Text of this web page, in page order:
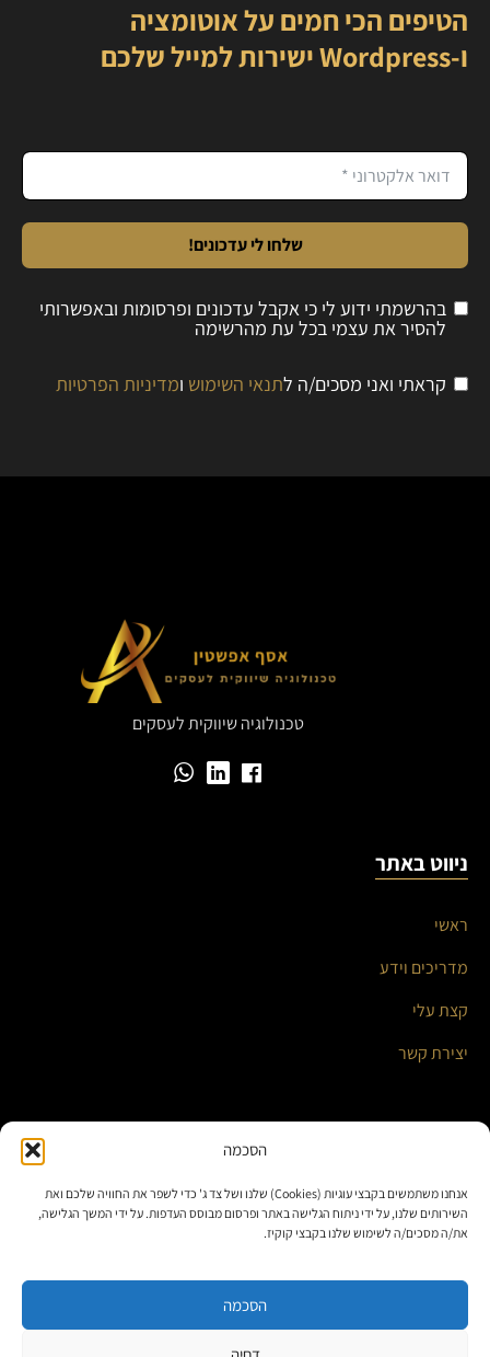
הסכמה
אנחנו משתמשים בקבצי עוגיות (Cookies) שלנו ושל צד ג' כדי לשפר את החוויה שלכם ואת
השירותים שלנו, על ידי ניתוח הגלישה באתר ופרסום מבוסס העדפות. על ידי המשך הגלישה,
את/ה מסכים/ה לשימוש שלנו בקבצי קוקיז.
הסכמה
הטיפים הכי חמים על אוטומציה
ו-Wordpress ישירות למייל שלכם
שלחו לי עדכונים!
בהרשמתי ידוע לי כי אקבל עדכונים ופרסומות ובאפשרותי
להסיר את עצמי בכל עת מהרשימה
קראתי ואני מסכים/ה לתנאי השימוש ומדיניות הפרטיות
טכנולוגיה שיווקית לעסקים
ניווט באתר
ראשי
מדריכים וידע
קצת עלי
יצירת קשר
אוטומציה עסקית ואינטגרציות חכמות
בניית אתרים ומערכות תוכן
פתרונות לאתרי וורדפרס